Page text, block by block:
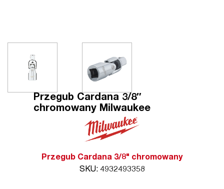
Przegub Cardana 3/8″
chromowany Milwaukee
Przegub Cardana 3/8" chromowany
SKU: 4932493358